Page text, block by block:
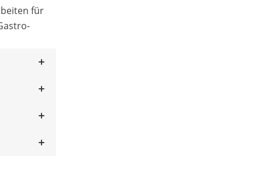
für